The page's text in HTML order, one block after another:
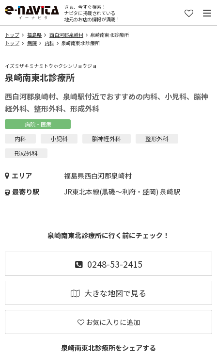
さぁ、今すぐ検索！
ナビタに掲載されている
地元のお店の情報が満載！
トップ 福島県 西白河郡泉崎村
泉崎南東北診療所
トップ
病院 内科 泉崎南東北診療所
イズミザキミナミトウホクシンリョウジョ
泉崎南東北診療所
西白河郡泉崎村、泉崎駅付近でおすすめの内科、小児科、脳神
経外科、整形外科、形成外科
病院・医療
内科 小児科 脳神経外科
整形外科
形成外科
エリア
福島県西白河郡泉崎村
最寄り駅
JR東北本線(黒磯～利府・盛岡) 泉崎駅
泉崎南東北診療所に行く前にチェック！
0248-53-2415
大きな地図で見る
お気に入りに追加
泉崎南東北診療所をシェアする